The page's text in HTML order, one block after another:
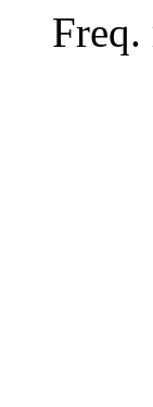
Freq.